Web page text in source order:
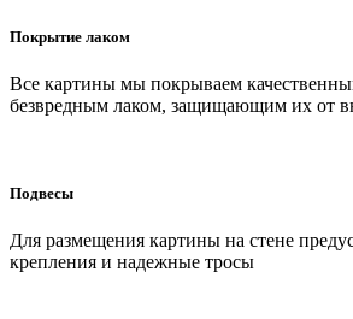
Покрытие лаком
Все картины мы покрываем
безвредным лаком, защищающим их от
Подвесы
Для размещения картины на стене
крепления и надежные тросы